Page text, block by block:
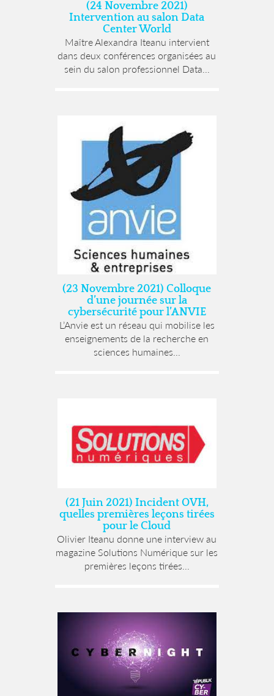
(24 Novembre 2021)
Intervention au salon Data
Center World
Maître Alexandra Iteanu intervient
dans deux conférences organisées au
sein du salon professionnel Data...
(23 Novembre 2021) Colloque
d’une journée sur la
cybersécurité pour l’ANVIE
L’Anvie est un réseau qui mobilise les
enseignements de la recherche en
sciences humaines...
(21 Juin 2021) Incident OVH,
quelles premières leçons tirées
pour le Cloud
Olivier Iteanu donne une interview au
magazine Solutions Numérique sur les
premières leçons tirées...